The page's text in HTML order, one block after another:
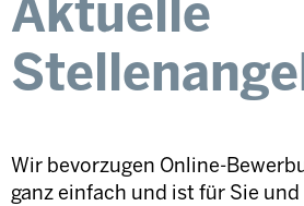
Aktuelle
Wir bevorzugen Online-
ganz einfach und ist für Sie